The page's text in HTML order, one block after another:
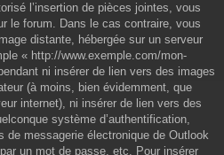
l’insertion de pièces jointes, vous
le forum. Dans le cas contraire, vous
distante, hébergée sur un serveur
« http://www.exemple.com/mon-
ni insérer de lien vers des images
(à moins, bien évidemment, que
internet), ni insérer de lien vers des
système d’authentification,
de messagerie électronique de Outlook
un mot de passe, etc. Pour insérer